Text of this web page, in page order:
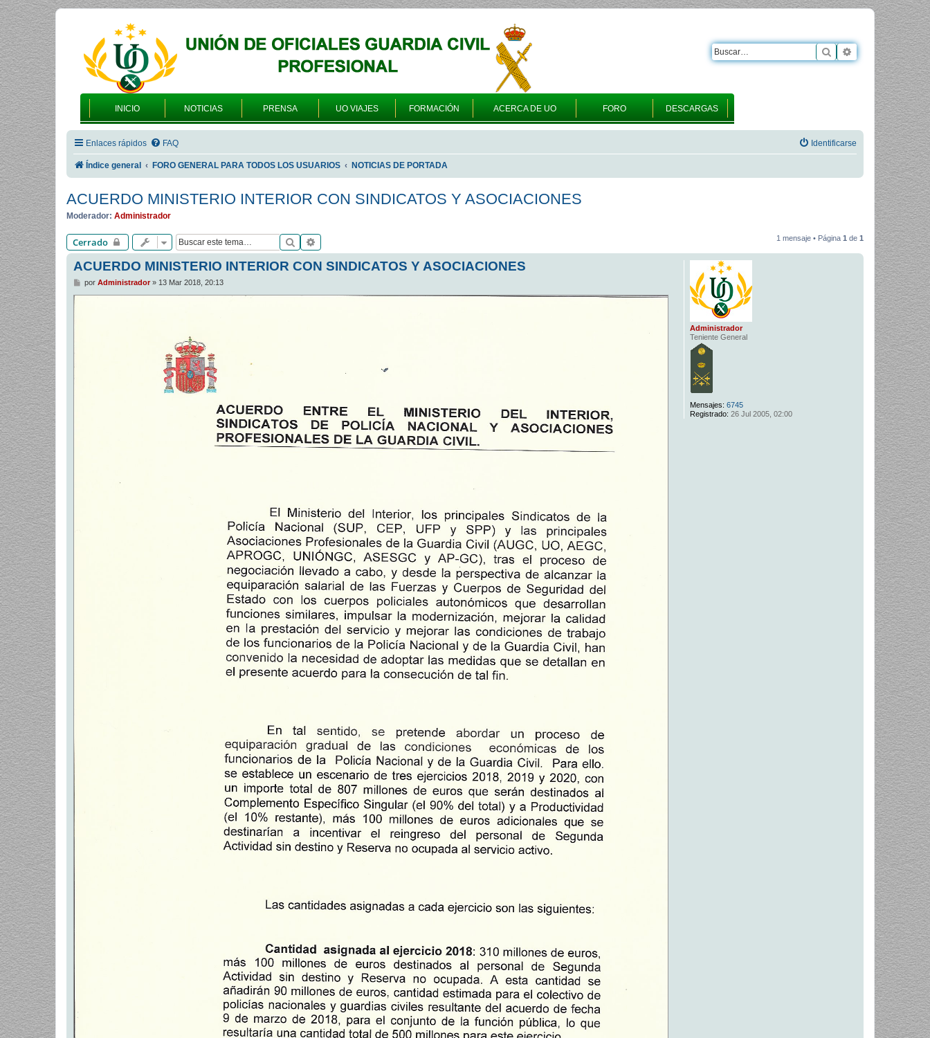
INICIO NOTICIAS PRENSA UO VIAJES FORMACIÓN ACERCA DE UO FORO DESCARGAS
Buscar Búsqueda
Enlaces rápidos FAQ Identificarse
Índice general FORO GENERAL PARA TODOS LOS USUARIOS NOTICIAS DE PORTADA
ACUERDO MINISTERIO INTERIOR CON SINDICATOS Y ASOCIACIONES
Moderador: Administrador
Cerrado Buscar 1 mensaje • Página 1 de 1
Administrador
Teniente General
Mensajes: 6745
Registrado: 26 Jul 2005, 02:00
ACUERDO MINISTERIO INTERIOR CON SINDICATOS Y ASOCIACIONES
M
por Administrador» 13 Mar 2018, 20:13